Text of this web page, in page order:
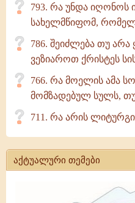
793. რა უნდა იღონოს
სახელმწიფომ,
786. შეიძლება თუ
ვეზიაროთ ქრისტეს
766. რა მოელის ამა
მომზადებულ სულს,
711. რა არის
აქტუალური თემები